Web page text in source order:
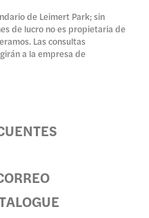
de Leimert Park; sin
de lucro no es propietaria de
Las consultas
a la empresa de